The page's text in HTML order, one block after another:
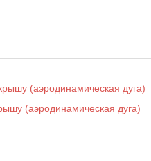
(аэродинамическая дуга)